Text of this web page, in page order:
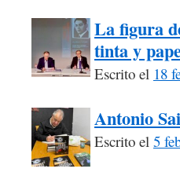
La figura
tinta y
Escrito el 18
Antonio
Escrito el 5